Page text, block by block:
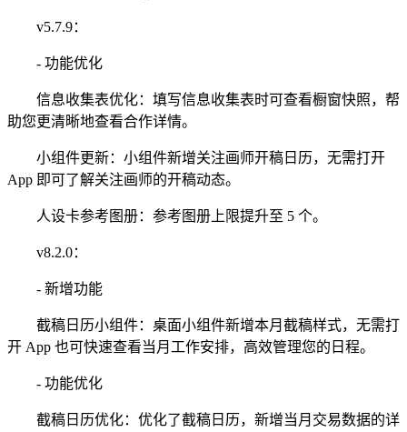
v5.7.9：
- 功能优化
信息收集表优化：填写信息收集表时可查看橱窗快照，帮
助您更清晰地查看合作详情。
小组件更新：小组件新增关注画师开稿日历，无需打开
App 即可了解关注画师的开稿动态。
人设卡参考图册：参考图册上限提升至 5 个。
v8.2.0：
- 新增功能
截稿日历小组件：桌面小组件新增本月截稿样式，无需打
开 App 也可快速查看当月工作安排，高效管理您的日程。
- 功能优化
截稿日历优化：优化了截稿日历，新增当月交易数据的详